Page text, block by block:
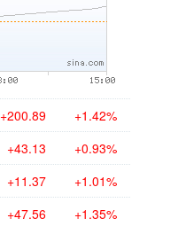
+200.89 +1.42%
+43.13 +0.93%
+11.37 +1.01%
+47.56 +1.35%